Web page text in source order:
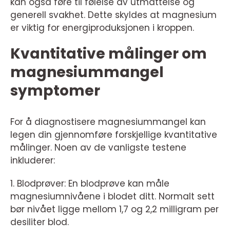
generell svakhet. Dette skyldes at magnesium
er viktig for energiproduksjonen i kroppen.
Kvantitative målinger om
magnesiummangel
symptomer
For å diagnostisere magnesiummangel kan
legen din gjennomføre forskjellige kvantitative
målinger. Noen av de vanligste testene
inkluderer:
1. Blodprøver: En blodprøve kan måle
magnesiumnivåene i blodet ditt. Normalt sett
bør nivået ligge mellom 1,7 og 2,2 milligram per
desiliter blod.